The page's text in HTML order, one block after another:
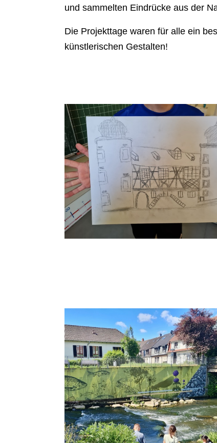
und sammelten Eindrücke aus der
Die Projekttage waren für alle ein
künstlerischen Gestalten!